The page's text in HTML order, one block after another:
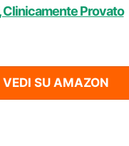
Clinicamente Provato
VEDI SU AMAZON